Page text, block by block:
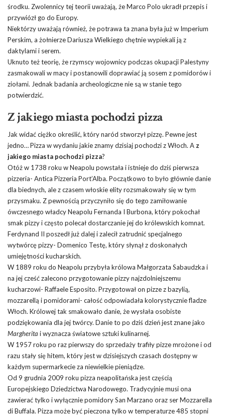
środku. Zwolennicy tej teorii uważają, że Marco Polo ukradł przepis i
przywiózł go do Europy.
Niektórzy uważają również, że potrawa ta znana była już w Imperium
Perskim, a żołnierze Dariusza Wielkiego chętnie wypiekali ją z
daktylami i serem.
Uknuto też teorię, że rzymscy wojownicy podczas okupacji Palestyny
zasmakowali w macy i postanowili doprawiać ją sosem z pomidorów i
ziołami. Jednak badania archeologiczne nie są w stanie tego
potwierdzić.
Z jakiego miasta pochodzi pizza
Jak widać ciężko określić, który naród stworzył pizzę. Pewne jest
jedno… Pizza w wydaniu jakie znamy dzisiaj pochodzi z Włoch. A z
jakiego miasta pochodzi pizza?
Otóż w 1738 roku w Neapolu powstała i istnieje do dziś pierwsza
pizzeria- Antica Pizzeria Port’Alba. Początkowo to było głównie danie
dla biednych, ale z czasem włoskie elity rozsmakowały się w tym
przysmaku. Z pewnością przyczyniło się do tego zamiłowanie
ówczesnego władcy Neapolu Fernanda I Burbona, który pokochał
smak pizzy i często polecał dostarczanie jej do królewskich komnat.
Ferdynand II poszedł już dalej i zalecił zatrudnić specjalnego
wytwórcę pizzy- Domenico Testę, który słynął z doskonałych
umiejętności kucharskich.
W 1889 roku do Neapolu przybyła królowa Małgorzata Sabaudzka i
na jej cześć zalecono przygotowanie pizzy najzdolniejszemu
kucharzowi- Raffaele Esposito. Przygotował on pizze z bazylią,
mozzarellą i pomidorami- całość odpowiadała kolorystycznie fladze
Włoch. Królowej tak smakowało danie, że wysłała osobiste
podziękowania dla jej twórcy. Danie to po dziś dzień jest znane jako
Margherita i wyznacza światowe sztuki kulinarnej.
W 1957 roku po raz pierwszy do sprzedaży trafiły pizze mrożone i od
razu stały się hitem, który jest w dzisiejszych czasach dostępny w
każdym supermarkecie za niewielkie pieniądze.
Od 9 grudnia 2009 roku pizza neapolitańska jest częścią
Europejskiego Dziedzictwa Narodowego. Tradycyjnie musi ona
zawierać tylko i wyłącznie pomidory San Marzano oraz ser Mozzarella
di Buffala. Pizza może być pieczona tylko w temperaturze 485 stopni